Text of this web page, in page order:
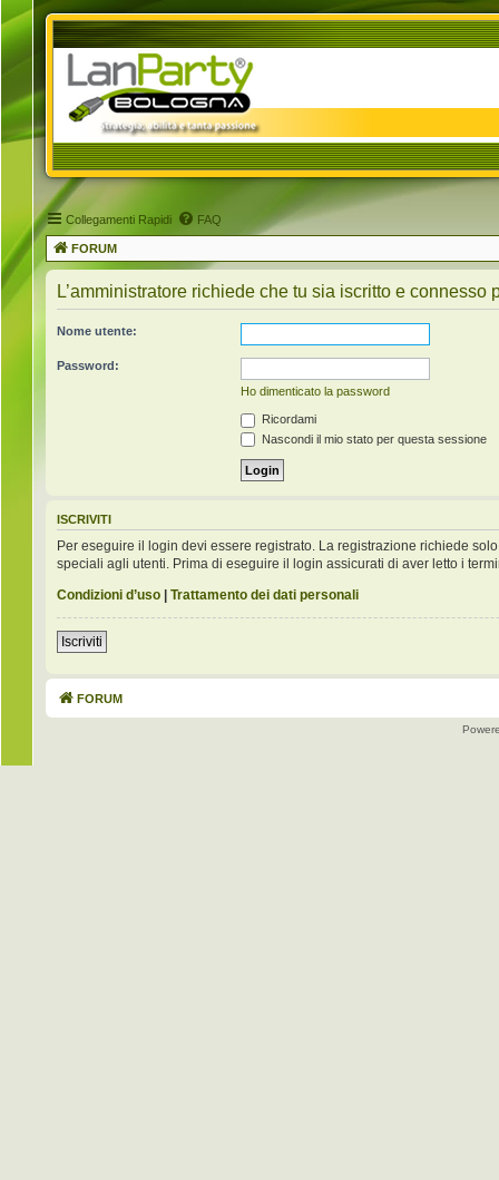
Collegamenti Rapidi FAQ
FORUM
L’amministratore richiede che tu sia iscritto e connesso
Nome utente:
Password:
Ho dimenticato la password
Ricordami
Nascondi il mio stato per questa sessione
ISCRIVITI
Per eseguire il login devi essere registrato. La registrazione richiede
speciali agli utenti. Prima di eseguire il login assicurati di aver letto i
Condizioni d’uso | Trattamento dei dati personali
Iscriviti
FORUM